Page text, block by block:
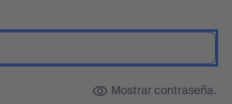
Mostrar contraseña.